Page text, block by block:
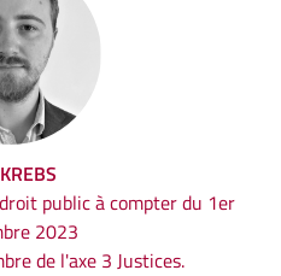
public à compter du 1er
2023
de l'axe 3 Justices.